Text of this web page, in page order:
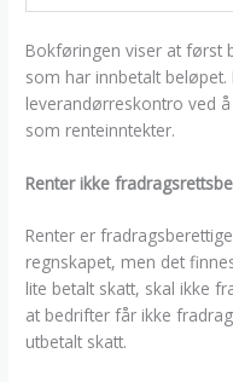
Bokføringen viser at først
som har innbetalt
leverandørreskontro ved
som renteinntekter.
Renter ikke
Renter er
regnskapet, men det
lite betalt skatt, skal ikke
at bedrifter får ikke
utbetalt skatt.